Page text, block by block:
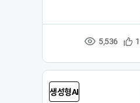
조 5,536
관
록
1
생성형AI